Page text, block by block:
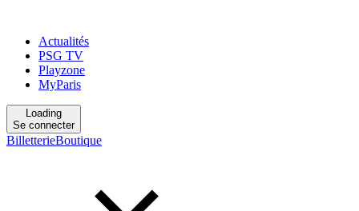
Actualités
PSG TV
Playzone
MyParis
Loading
Se connecter
BilletterieBoutique